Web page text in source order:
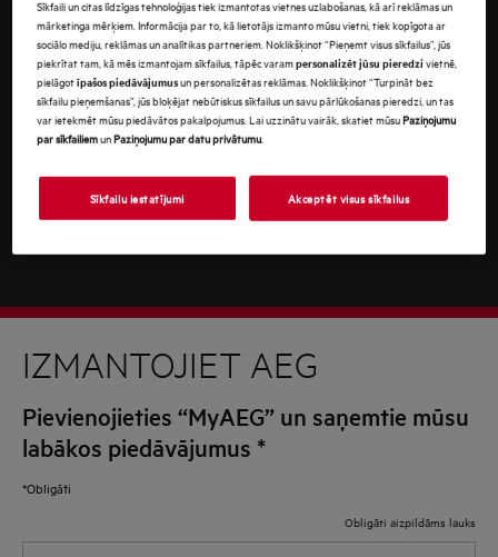
ziņojumu.
IZMANTOJIET AEG
Pievienojieties “MyAEG” un saņemtie mūsu
labākos piedāvājumus *
*Obligāti
Obligāti aizpildāms lauks
Sīkfaili un citas līdzīgas tehnoloģijas tiek izmantotas vietnes uzlabošanas, kā arī reklāmas un
mārketinga mērķiem. Informācija par to, kā lietotājs izmanto mūsu vietni, tiek kopīgota ar
sociālo mediju, reklāmas un analītikas partneriem. Noklikšķinot “Pieņemt visus sīkfailus”, jūs
piekrītat tam, kā mēs izmantojam sīkfailus, tāpēc varampersonalizēt jūsu pieredzivietnē,
pielāgotīpašos piedāvājumusun personalizētas reklāmas. Noklikšķinot “Turpināt bez
sīkfailu pieņemšanas”, jūs bloķējat nebūtiskus sīkfailus un savu pārlūkošanas pieredzi, un tas
var ietekmēt mūsu piedāvātos pakalpojumus. Lai uzzinātu vairāk, skatiet mūsuPaziņojumu
par sīkfailiemunPaziņojumu par datu privātumu.
Sīkfailu iestatījumi Akceptēt visus sīkfailus